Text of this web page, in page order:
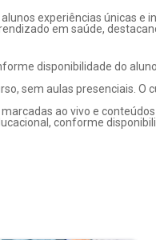
experiências únicas
em saúde,
disponibilidade do
sem aulas presenciais. O
ao vivo e conteúdos
conforme